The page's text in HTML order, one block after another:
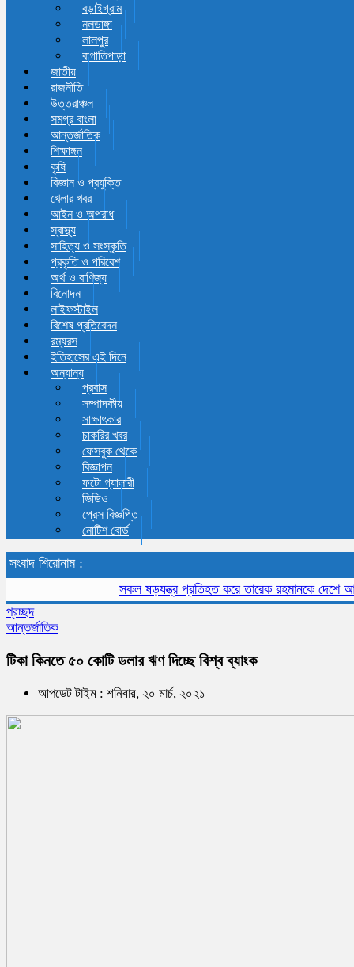
বড়াইগ্রাম
নলডাঙ্গা
লালপুর
বাগাতিপাড়া
জাতীয়
রাজনীতি
উত্তরাঞ্চল
সমগ্র বাংলা
আন্তর্জাতিক
শিক্ষাঙ্গন
কৃষি
বিজ্ঞান ও প্রযুক্তি
খেলার খবর
আইন ও অপরাধ
স্বাস্থ্য
সাহিত্য ও সংস্কৃতি
প্রকৃতি ও পরিবেশ
অর্থ ও বাণিজ্য
বিনোদন
লাইফস্টাইল
বিশেষ প্রতিবেদন
রম্যরস
ইতিহাসের এই দিনে
অন্যান্য
প্রবাস
সম্পাদকীয়
সাক্ষাৎকার
চাকরির খবর
ফেসবুক থেকে
বিজ্ঞাপন
ফটো গ্যালারী
ভিডিও
প্রেস বিজ্ঞপ্তি
নোটিশ বোর্ড
সংবাদ শিরোনাম :
সকল ষড়যন্ত্র প্রতিহত করে তারেক রহমানকে দেশে আনতে
প্রচ্ছদ
আন্তর্জাতিক
টিকা কিনতে ৫০ কোটি ডলার ঋণ দিচ্ছে বিশ্ব ব্যাংক
আপডেট টাইম : শনিবার, ২০ মার্চ, ২০২১